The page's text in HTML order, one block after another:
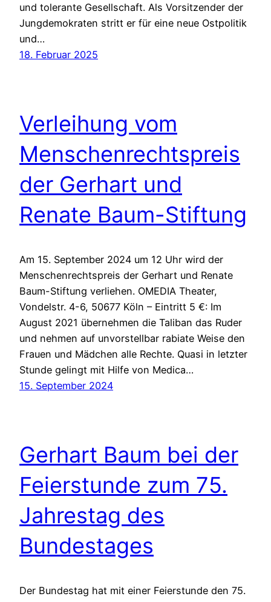
und tolerante Gesellschaft. Als Vorsitzender der
Jungdemokraten stritt er für eine neue Ostpolitik
und…
18. Februar 2025
Verleihung vom
Menschenrechtspreis
der Gerhart und
Renate Baum-Stiftung
Am 15. September 2024 um 12 Uhr wird der
Menschenrechtspreis der Gerhart und Renate
Baum-Stiftung verliehen. OMEDIA Theater,
Vondelstr. 4-6, 50677 Köln – Eintritt 5 €: Im
August 2021 übernehmen die Taliban das Ruder
und nehmen auf unvorstellbar rabiate Weise den
Frauen und Mädchen alle Rechte. Quasi in letzter
Stunde gelingt mit Hilfe von Medica…
15. September 2024
Gerhart Baum bei der
Feierstunde zum 75.
Jahrestag des
Bundestages
Der Bundestag hat mit einer Feierstunde den 75.